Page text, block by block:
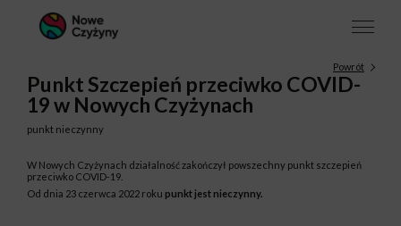
Powrót
Punkt Szczepień przeciwko COVID-
19 w Nowych Czyżynach
punkt nieczynny
W Nowych Czyżynach działalność zakończył powszechny punkt szczepień
przeciwko COVID-19.
Od dnia 23 czerwca 2022 roku punkt jest nieczynny.